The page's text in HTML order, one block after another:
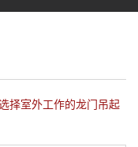
择室外工作的龙门吊起